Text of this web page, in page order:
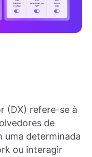
(DX) refere-se à
de
uma determinada
ou interagir